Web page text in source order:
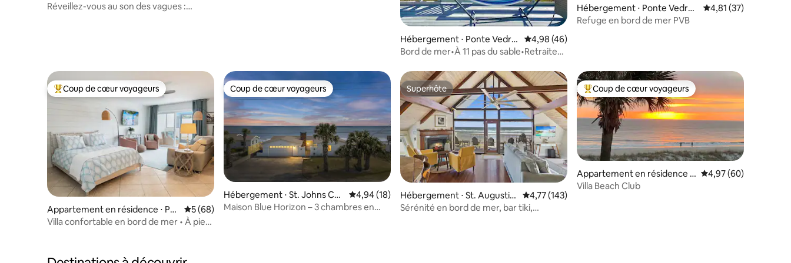
Réveillez-vous au son des vagues :
Hébergement ⋅ Ponte Vedra
Beach
Évaluation moyenne sur la base de 46 commentaires : 4,98 sur 5
4,98 (46)
Bord de mer•À 11 pas du sable•Retraite
Hébergement ⋅ Ponte Vedra
Beach
Évaluation moyenne
4,81 (37)
Refuge en bord de mer PVB
Coups de cœur voyageurs les plus appréciés
Coup de cœur voyageurs
Appartement en résidence ⋅ Po
nte Vedra Beach
Évaluation moyenne sur la base de 68 commentaires : 5 sur 5
5 (68)
Villa confortable en bord de mer • À pied
Coup de cœur voyageurs
Coup de cœur voyageurs
Hébergement ⋅ St. Johns Co
unty
Évaluation moyenne sur la base de 18 commentaires : 4,94 sur 5
4,94 (18)
Maison Blue Horizon – 3 chambres en
Superhôte
Superhôte
Hébergement ⋅ St. Augustin
e
Évaluation moyenne sur la base de 143 commentaires : 4,77 sur 5
4,77 (143)
Sérénité en bord de mer, bar tiki,
Coups de cœur voyageurs les plus appréciés
Coup de cœur voyageurs
Appartement en résidence ⋅
Ponte Vedra Beach
Évaluation moyenne
4,97 (60)
Villa Beach Club